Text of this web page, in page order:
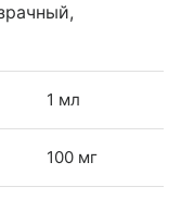
1 мл
100 мг